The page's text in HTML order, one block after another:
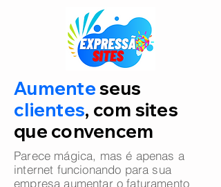
Aumenteseus
clientes, com sites
que convencem
Parece mágica, mas é apenas a
internet funcionando para sua
empresa aumentar o faturamento